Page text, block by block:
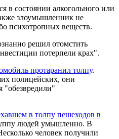
в состоянии алкогольного или
злоумышленник не
психотропных веществ.
решил отомстить
потерпели крах".
протаранил толпу.
полицейских, они
"обезвредили"
в толпу пешеходов в
людей умышленно. В
человек получили